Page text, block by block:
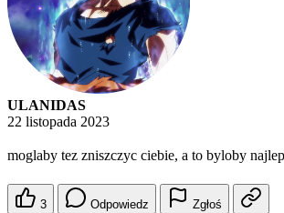
ULANIDAS
22 listopada 2023
moglaby tez zniszczyc ciebie, a to byloby
3 Odpowiedz Zgłoś